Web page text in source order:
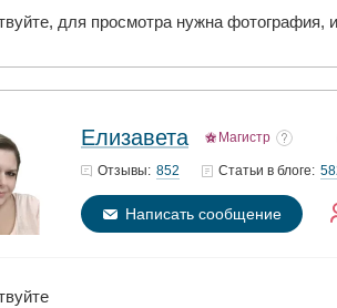
для просмотра нужна фотография,
Елизавета Магистр
Отзывы: 852 Статьи в блоге:
Написать сообщение